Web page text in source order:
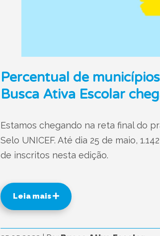
Percentual de
Busca Ativa Escolar
Estamos chegando na reta final do
Selo UNICEF. Até dia 25 de maio,
de inscritos nesta edição.
Leia mais